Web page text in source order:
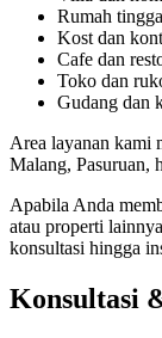
Rumah
Kost dan
Cafe dan
Toko dan
Gudang dan
Area layanan kami
Malang, Pasuruan,
Apabila Anda
atau properti
konsultasi hingga
Konsultasi